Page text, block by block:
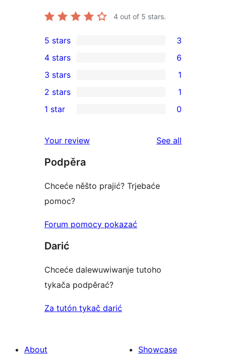
4 out of 5 stars.
3
5-
star
reviews
5 stars 3
4-
star
reviews
4 stars 6
1
3-
star
3 stars 1
2-
review
2 stars 1
star
reviews
1 star 0
Your review See all
Podpěra
Chceće něšto prajić? Trjebaće
pomoc?
Forum pomocy pokazać
Darić
Chceće dalewuwiwanje tutoho
tykača podpěrać?
Za tutón tykač darić
About
Showcase